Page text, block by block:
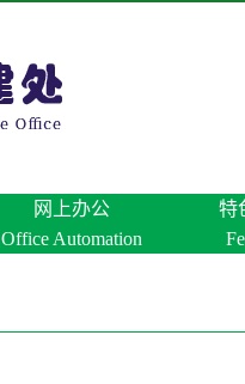
网上办公
Office Automation
特